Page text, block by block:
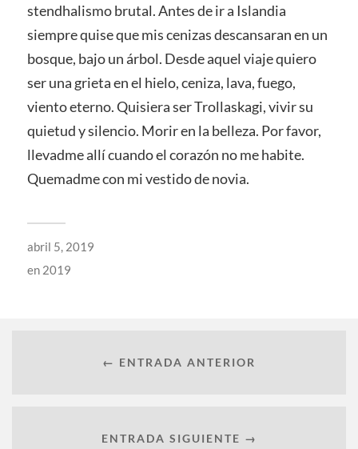
stendhalismo brutal. Antes de ir a Islandia
siempre quise que mis cenizas descansaran en un
bosque, bajo un árbol. Desde aquel viaje quiero
ser una grieta en el hielo, ceniza, lava, fuego,
viento eterno. Quisiera ser Trollaskagi, vivir su
quietud y silencio. Morir en la belleza. Por favor,
llevadme allí cuando el corazón no me habite.
Quemadme con mi vestido de novia.
abril 5, 2019
en 2019
← ENTRADA ANTERIOR
ENTRADA SIGUIENTE →